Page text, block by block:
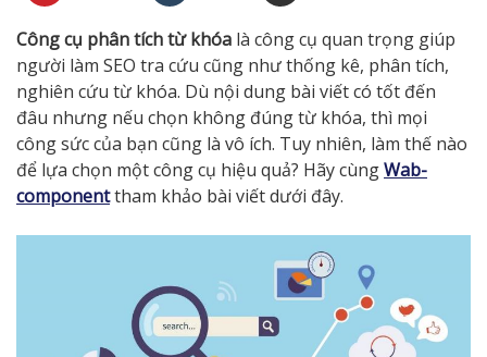
Công cụ phân tích từ khóa là công cụ quan trọng giúp
người làm SEO tra cứu cũng như thống kê, phân tích,
nghiên cứu từ khóa. Dù nội dung bài viết có tốt đến
đâu nhưng nếu chọn không đúng từ khóa, thì mọi
công sức của bạn cũng là vô ích. Tuy nhiên, làm thế nào
để lựa chọn một công cụ hiệu quả? Hãy cùngWab-
componenttham khảo bài viết dưới đây.